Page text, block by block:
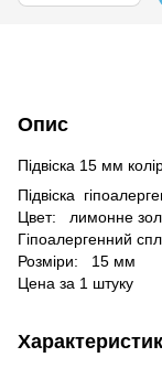
Опис
Підвіска 15 мм
Підвіска
Цвет: лимонне
Гіпоалергенний
Розміри:
15 мм
Цена за 1 штуку